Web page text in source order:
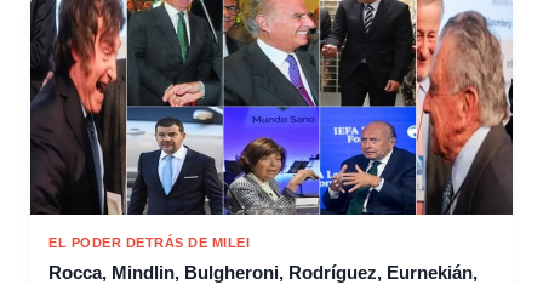
EL PODER DETRÁS DE MILEI
Rocca, Mindlin, Bulgheroni, Rodríguez, Eurnekián,